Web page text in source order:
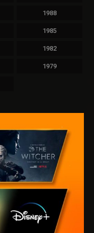
1988
1985
1982
1979